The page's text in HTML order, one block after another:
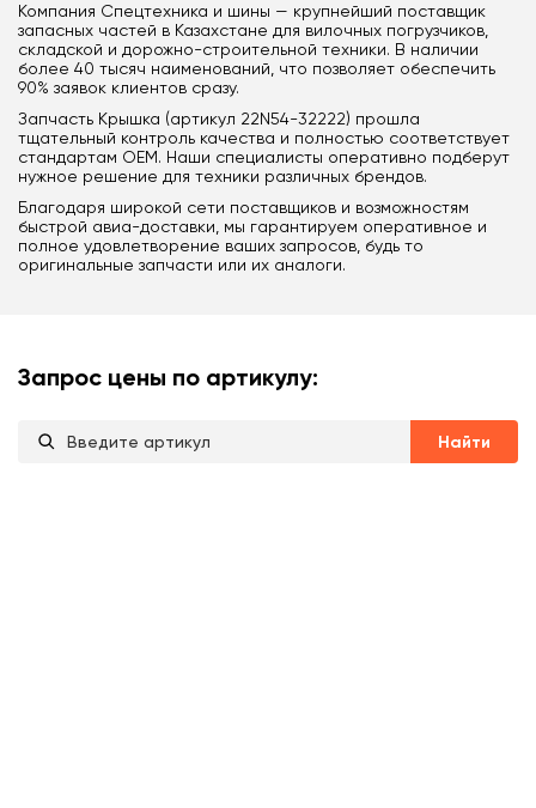
Компания Спецтехника и шины — крупнейший поставщик
запасных частей в Казахстане для вилочных погрузчиков,
складской и дорожно-строительной техники. В наличии
более 40 тысяч наименований, что позволяет обеспечить
90% заявок клиентов сразу.
Запчасть Крышка (артикул 22N54-32222) прошла
тщательный контроль качества и полностью соответствует
стандартам OEM. Наши специалисты оперативно подберут
нужное решение для техники различных брендов.
Благодаря широкой сети поставщиков и возможностям
быстрой авиа-доставки, мы гарантируем оперативное и
полное удовлетворение ваших запросов, будь то
оригинальные запчасти или их аналоги.
Запрос цены по артикулу:
Найти